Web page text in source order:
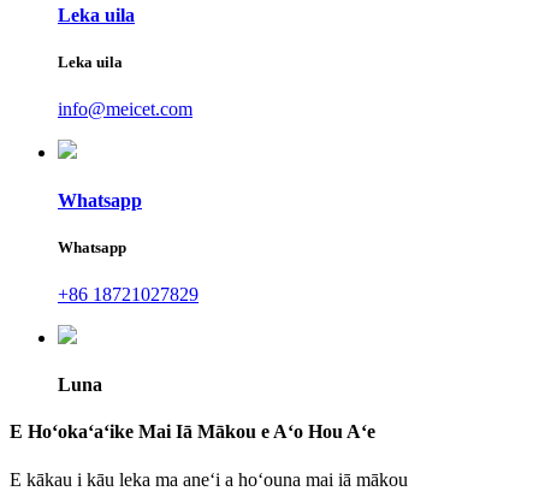
Leka uila
Leka uila
info@meicet.com
Whatsapp
Whatsapp
+86 18721027829
Luna
E Hoʻokaʻaʻike Mai Iā Mākou e Aʻo Hou Aʻe
E kākau i kāu leka ma aneʻi a hoʻouna mai iā mākou